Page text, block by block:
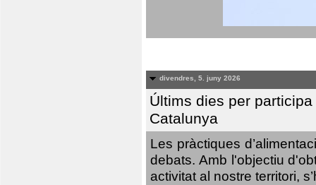
divendres, 5. juny 2026
Últims dies per
Catalunya
Les pràctiques
debats. Amb l'objectiu
activitat al nostre territori,